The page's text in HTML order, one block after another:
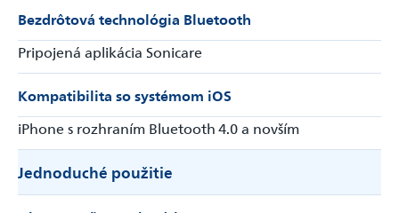
Bezdrôtová technológia Bluetooth
Pripojená aplikácia Sonicare
Kompatibilita so systémom iOS
iPhone s rozhraním Bluetooth 4.0 a novším
Jednoduché použitie